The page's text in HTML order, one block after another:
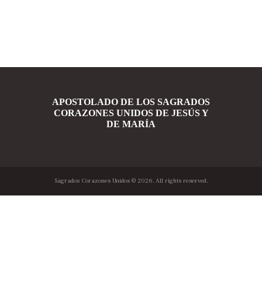
APOSTOLADO DE LOS SAGRADOS
CORAZONES UNIDOS DE JESÚS Y
DE MARÍA
Sagrados Corazones Unidos© 2026. All rights reserved.